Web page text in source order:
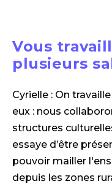
Vous
plusieurs
Cyrielle : On
eux : nous
structures
essaye d’être
pouvoir mailler
depuis les zones